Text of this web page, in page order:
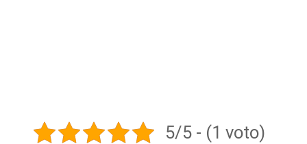
5/5 - (1 voto)